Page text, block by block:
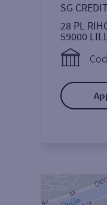
SG
28 PL
59000